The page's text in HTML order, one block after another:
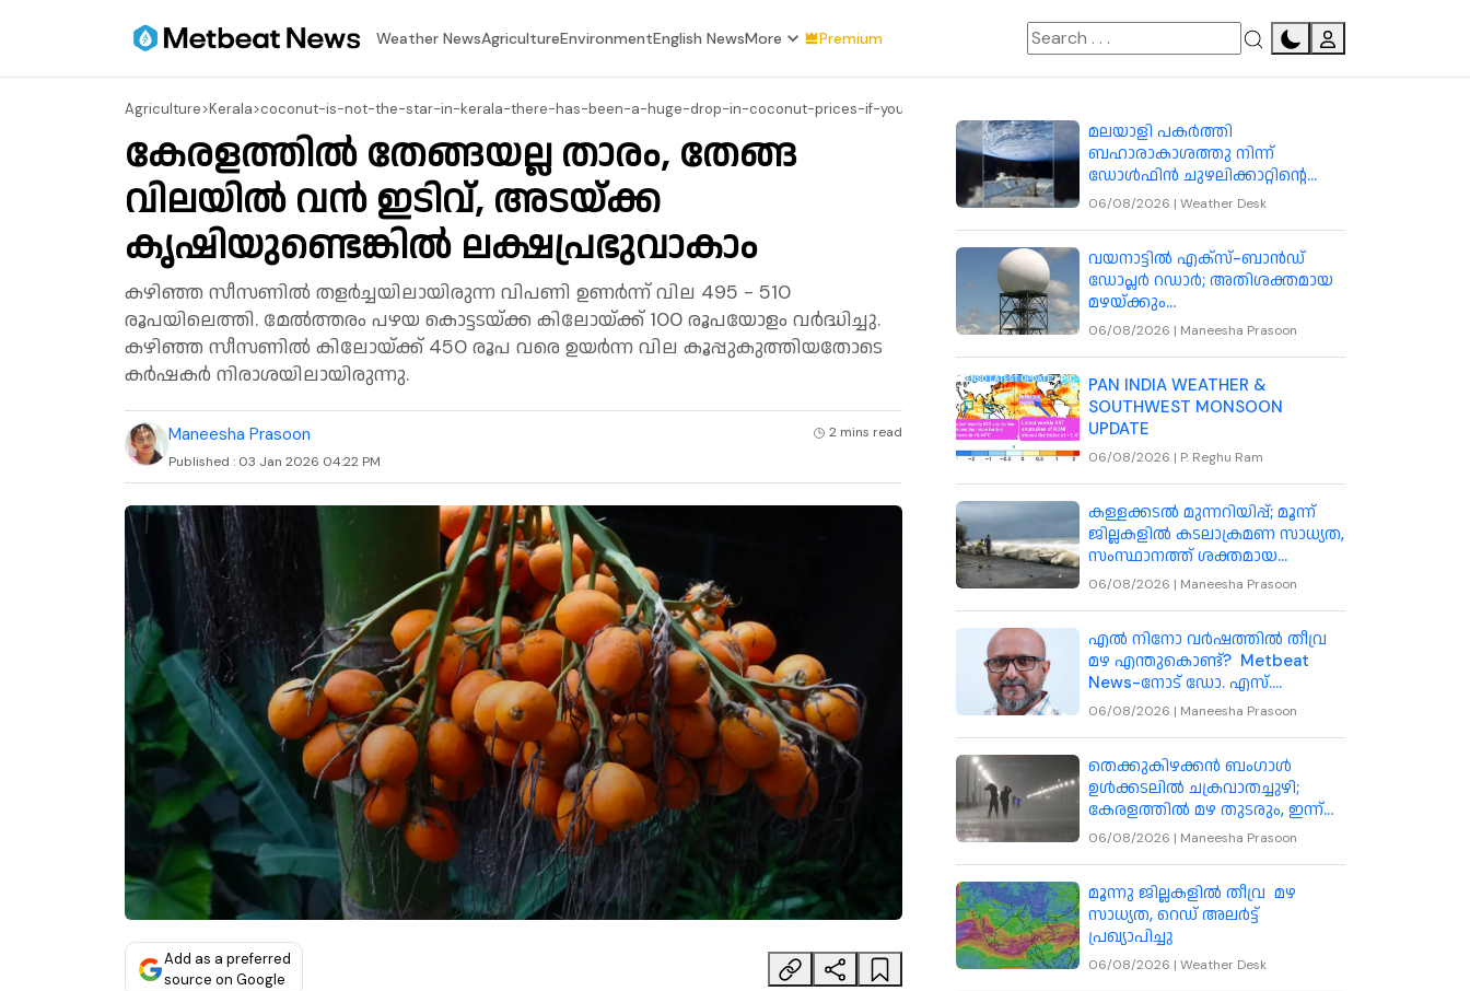
⁠Weather NewsAgricultureEnvironmentEnglish NewsMore Premium
Agriculture>Kerala>coconut-is-not-the-star-in-kerala-there-has-been-a-huge-drop-in-coconut-prices-if-you-cultivate-coconuts-you-can-become-a-millionaire
കേരളത്തിൽ തേങ്ങയല്ല താരം, തേങ്ങ
വിലയിൽ വൻ ഇടിവ്, അടയ്ക്ക
കൃഷിയുണ്ടെങ്കിൽ ലക്ഷപ്രഭുവാകാം
കഴിഞ്ഞ സീസണിൽ തളർച്ചയിലായിരുന്ന വിപണി ഉണർന്ന് വില 495 - 510
രൂപയിലെത്തി. മേൽത്തരം പഴയ കൊട്ടടയ്ക്ക കിലോയ്ക്ക് 100 രൂപയോളം വർദ്ധിച്ചു.
കഴിഞ്ഞ സീസണിൽ കിലോയ്ക്ക് 450 രൂപ വരെ ഉയർന്ന വില കൂപ്പുകുത്തിയതോടെ
കർഷകർ നിരാശയിലായിരുന്നു.
Maneesha Prasoon 2 mins read
Published : 03 Jan 2026 04:22 PM
Add as a preferred
source on Google
മലയാളി പകര്‍ത്തി
ബഹാരാകാശത്തു നിന്ന്
ഡോള്‍ഫിന്‍ ചുഴലിക്കാറ്റിന്റെ
ചിത്രം
06/08/2026 | Weather Desk
വയനാട്ടിൽ എക്‌സ്-ബാൻഡ്
ഡോപ്ലർ റഡാർ; അതിശക്തമായ
മഴയ്ക്കും
മേഘവിസ്ഫോടനത്തിനും
06/08/2026 | Maneesha Prasoon
PAN INDIA WEATHER &
SOUTHWEST MONSOON
UPDATE
06/08/2026 | P. Reghu Ram
കള്ളക്കടൽ മുന്നറിയിപ്പ്; മൂന്ന്
ജില്ലകളിൽ കടലാക്രമണ സാധ്യത,
സംസ്ഥാനത്ത് ശക്തമായ
കാറ്റിനും മുന്നറിയിപ്പ്
06/08/2026 | Maneesha Prasoon
എൽ നിനോ വർഷത്തിൽ തീവ്ര
മഴ എന്തുകൊണ്ട്? Metbeat
News-നോട് ഡോ. എസ്.
അഭിലാഷ് വിശദീകരിക്കുന്നു
06/08/2026 | Maneesha Prasoon
തെക്കുകിഴക്കൻ ബംഗാൾ
ഉൾക്കടലിൽ ചക്രവാതച്ചുഴി;
കേരളത്തിൽ മഴ തുടരും, ഇന്ന്
മൂന്ന് ജില്ലകളിൽ അതിതീവ്ര
06/08/2026 | Maneesha Prasoon
മൂന്നു ജില്ലകളിൽ തീവ്ര മഴ
സാധ്യത, റെഡ് അലർട്ട്
പ്രഖ്യാപിച്ചു
06/08/2026 | Weather Desk